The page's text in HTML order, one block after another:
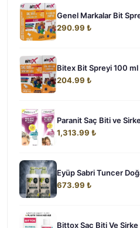
Genel Markalar Bit
290.99 ₺
Bitex Bit Spreyi 100
204.99 ₺
Paranit Saç Biti ve
1,313.99 ₺
Eyüp Sabri Tuncer
673.99 ₺
Bittox Saç Biti Ve